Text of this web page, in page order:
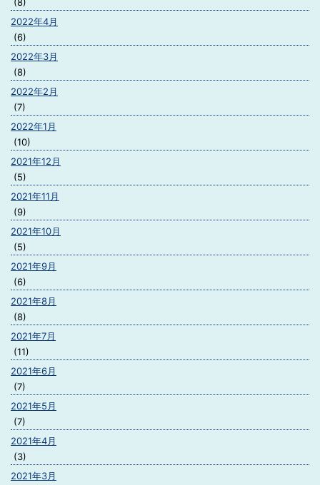
2022年4月
(6)
2022年3月
(8)
2022年2月
(7)
2022年1月
(10)
2021年12月
(5)
2021年11月
(9)
2021年10月
(5)
2021年9月
(6)
2021年8月
(8)
2021年7月
(11)
2021年6月
(7)
2021年5月
(7)
2021年4月
(3)
2021年3月